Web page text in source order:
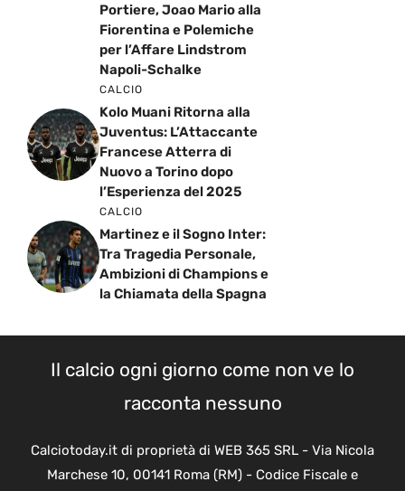
Portiere, Joao Mario alla
Fiorentina e Polemiche
per l’Affare Lindstrom
Napoli-Schalke
CALCIO
Kolo Muani Ritorna alla
Juventus: L’Attaccante
Francese Atterra di
Nuovo a Torino dopo
l’Esperienza del 2025
CALCIO
Martinez e il Sogno Inter:
Tra Tragedia Personale,
Ambizioni di Champions e
la Chiamata della Spagna
Il calcio ogni giorno come non ve lo
racconta nessuno
Calciotoday.it di proprietà di WEB 365 SRL - Via Nicola
Marchese 10, 00141 Roma (RM) - Codice Fiscale e